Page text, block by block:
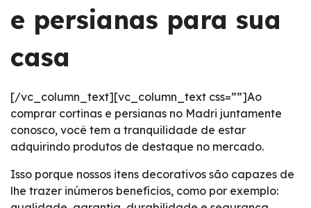
e persianas para sua
casa
[/vc_column_text][vc_column_text css=””]Ao
comprar cortinas e persianas no Madri juntamente
conosco, você tem a tranquilidade de estar
adquirindo produtos de destaque no mercado.
Isso porque nossos itens decorativos são capazes de
lhe trazer inúmeros benefícios, como por exemplo: